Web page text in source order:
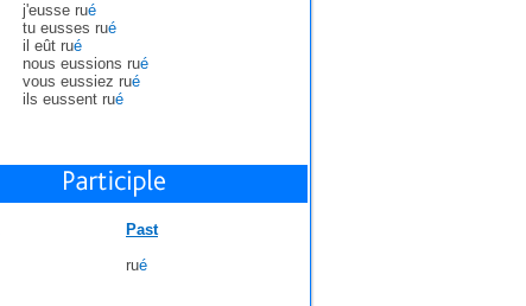
j'eusse rué
tu eusses rué
il eût rué
nous eussions rué
vous eussiez rué
ils eussent rué
Past
rué